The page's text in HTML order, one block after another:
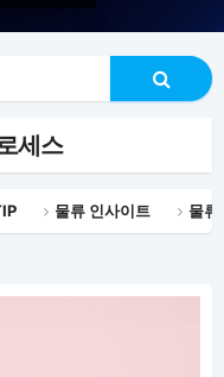
세스
물류 인사이트 물류